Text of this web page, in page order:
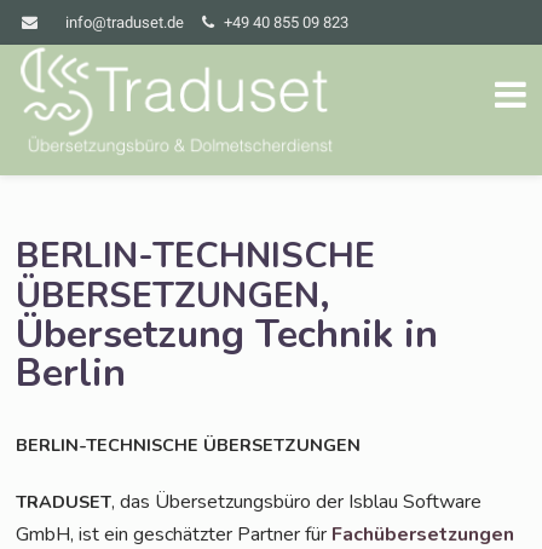
info@traduset.de +49 40 855 09 823
BERLIN-TECHNISCHE
ÜBERSETZUNGEN,
Übersetzung Technik in
Berlin
BERLIN-TECHNISCHE ÜBERSETZUNGEN
TRADUSET, das Über­set­zungs­bü­ro der Isblau Soft­ware
GmbH, ist ein geschätz­ter Part­ner für Fach­über­set­zun­gen